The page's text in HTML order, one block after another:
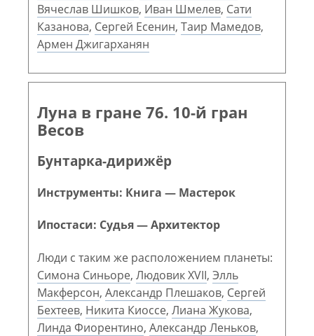
Вячеслав Шишков, Иван Шмелев, Сати
Казанова, Сергей Есенин, Таир Мамедов,
Армен Джигарханян
Луна в гране 76. 10-й гран
Весов
Бунтарка-дирижёр
Инструменты: Книга — Мастерок
Ипостаси: Судья — Архитектор
Люди с таким же расположением планеты:
Симона Синьоре, Людовик XVII, Элль
Макферсон, Александр Плешаков, Сергей
Бехтеев, Никита Киоссе, Лиана Жукова,
Линда Фиорентино, Александр Леньков,